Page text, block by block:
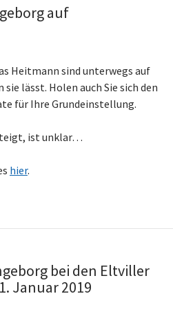
auf
Heitmann sind unterwegs auf
lässt. Holen auch Sie sich den
für Ihre Grundeinstellung.
ist unklar…
hier.
bei den Eltviller
Januar 2019